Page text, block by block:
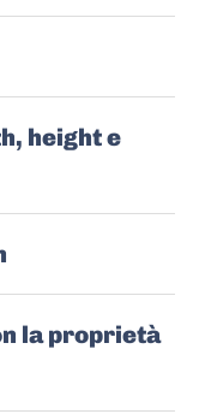
height e
la proprietà